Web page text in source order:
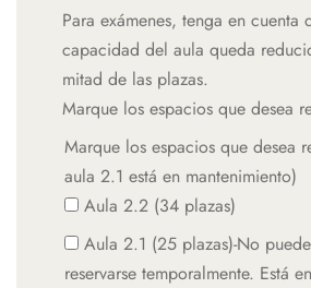
Para exámenes, tenga en cuenta
capacidad del aula queda
mitad de las plazas.
Marque los espacios que desea
Marque los espacios que desea
aula 2.1 está en mantenimiento)
Aula 2.2 (34 plazas)
Aula 2.1 (25 plazas)-No puede
reservarse temporalmente. Está en